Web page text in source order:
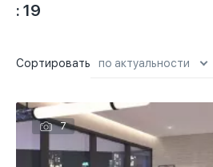
: 19
Сортировать по актуальности
сначала дешевле
сначала дороже
7